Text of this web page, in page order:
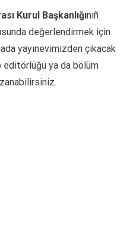
Kurul Başkanlığınıñ
değerlendirmek için
yayınevimizden çıkacak
editörlüğü ya da bölüm